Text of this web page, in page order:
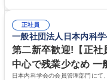
道路施設や道路工事現場の
へ配属。※業務内容変更の範囲：会社の
ープ】総合職（事務）◇残
部門など多岐に渡る業務を
事業の他、新宿駅西口広場
イン」の管理運営を行うな
います。 学歴・資格 学歴：大学院 大学 高専 短大 専修学校 高校 語学力：
資格：
正社員
一般社団法人日本内科
第二新卒歓迎!【正社
中心で残業少なめ 一
日本内科学会の会員管理部門にて